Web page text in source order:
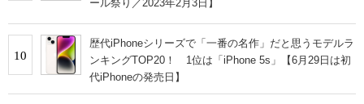
ール祭り／2023年2月3日】
10
歴代iPhoneシリーズで「一番の名作」だと思うモデルラ
ンキングTOP20！ 1位は「iPhone 5s」【6月29日は初
代iPhoneの発売日】